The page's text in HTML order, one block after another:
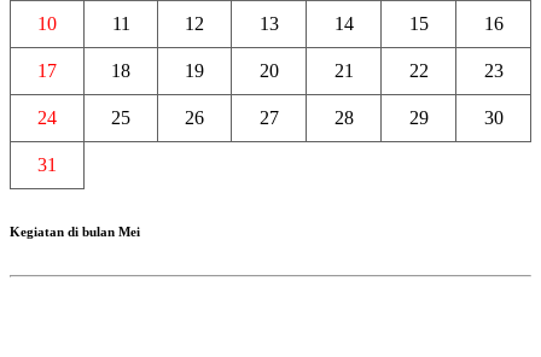
10 11 12 13 14 15 16
17 18 19 20 21 22 23
24 25 26 27 28 29 30
31
Kegiatan di bulan Mei